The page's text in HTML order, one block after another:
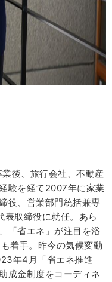
後、旅行会社、不動産
験を経て2007年に家業
役、営業部門統括兼専
取締役に就任。あら
「省エネ」が注目を浴
着手。昨今の気候変動
年4月「省エネ推進
成金制度をコーディネ